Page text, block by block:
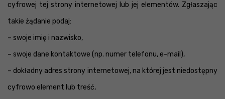
cyfrowej tej strony internetowej lub jej elementów. Zgłaszając
takie żądanie podaj:
– swoje imię i nazwisko,
– swoje dane kontaktowe (np. numer telefonu, e-mail),
– dokładny adres strony internetowej, na której jest niedostępny
cyfrowo element lub treść,